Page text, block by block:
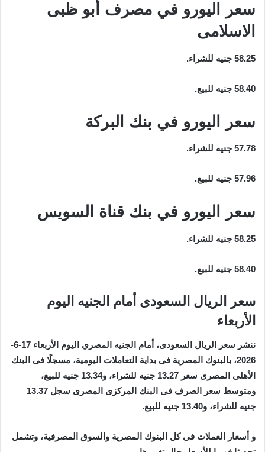
سعر اليورو في مصرف أبو ظبى
الاسلامى
58.25 جنيه للشراء.
58.40 جنيه للبيع.
سعر اليورو في بنك البركة
57.78 جنيه للشراء.
57.96 جنيه للبيع.
سعر اليورو في بنك قناة السويس
58.25 جنيه للشراء.
58.40 جنيه للبيع.
سعر الريال السعودى أمام الجنيه اليوم
الأربعاء
ننشر سعر الريال السعودى، أمام الجنيه المصري اليوم الأربعاء 17-6-
2026، بالبنوك المصرية فى بداية التعاملات اليومية، مسجلًا فى البنك
الأهلى المصرى سعر 13.27 جنيه للشراء، و13.34 جنيه للبيع،
ومتوسط سعر الصرف فى البنك المركزى المصرى سجل 13.37
جنيه للشراء، و13.40 جنيه للبيع.
و أسعار العملات فى كل البنوك المصرية والسوق المصرفية، وتشمل